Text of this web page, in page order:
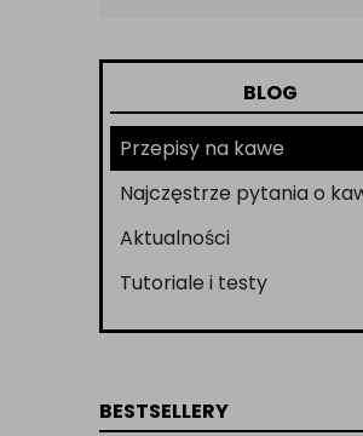
BLOG
Przepisy na kawe
Najczęstrze pytania o
Aktualności
Tutoriale i testy
BESTSELLERY